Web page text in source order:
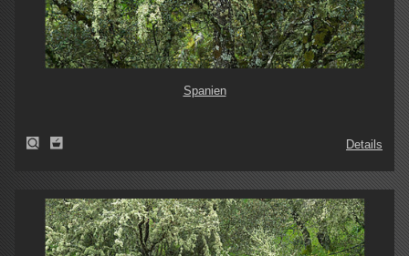
Spanien
Details